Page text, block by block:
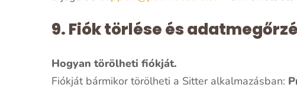
9. Fiók törlése és
Hogyan törölheti fiókját.
Fiókját bármikor törölheti a Sitter alkalmazásban: